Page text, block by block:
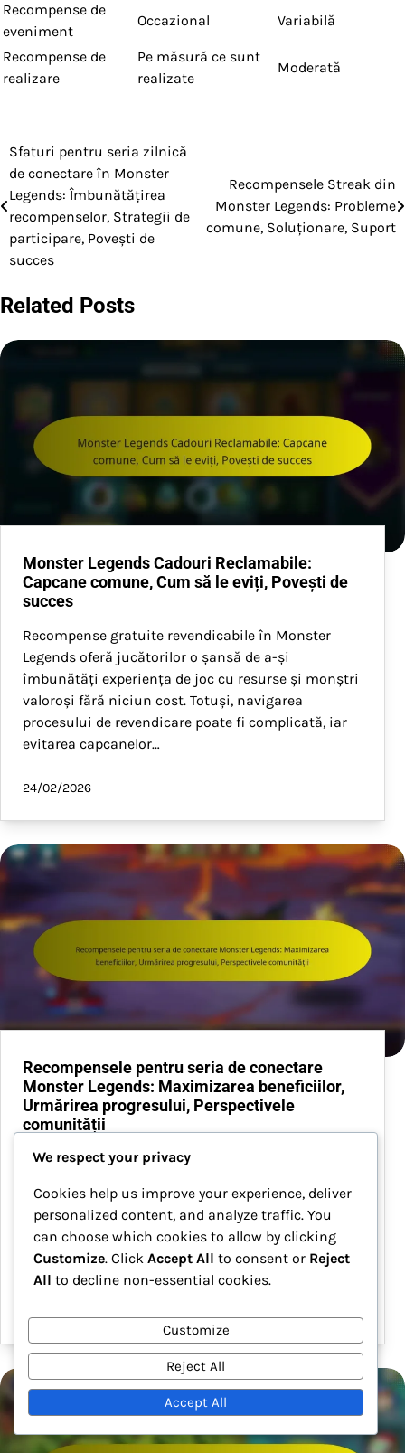
Recompense de
eveniment
Occazional Variabilă
Recompense de
realizare
Pe măsură ce sunt
realizate
Moderată
Post
navigation
Sfaturi pentru seria zilnică
de conectare în Monster
Legends: Îmbunătățirea
recompenselor, Strategii de
participare, Povești de
succes
Recompensele Streak din
Monster Legends: Probleme
comune, Soluționare, Suport
Related Posts
Monster Legends Cadouri Reclamabile:
Capcane comune, Cum să le eviți, Povești de
succes
Recompense gratuite revendicabile în Monster
Legends oferă jucătorilor o șansă de a-și
îmbunătăți experiența de joc cu resurse și monștri
valoroși fără niciun cost. Totuși, navigarea
procesului de revendicare poate fi complicată, iar
evitarea capcanelor…
24/02/2026
Recompensele pentru seria de conectare
Monster Legends: Maximizarea beneficiilor,
Urmărirea progresului, Perspectivele
comunității
Recompensele pentru seria de logări în Monster
jucătorii să se conecteze zilnic, oferind resurse
valoroase și monștri care îmbunătățesc experiența
de joc. Prin menținerea unei rutine constante de
logare,…
We respect your privacy
Cookies help us improve your experience, deliver
personalized content, and analyze traffic. You
can choose which cookies to allow by clicking
Customize. Click Accept All to consent or Reject
All to decline non-essential cookies.
Customize
Reject All
Accept All